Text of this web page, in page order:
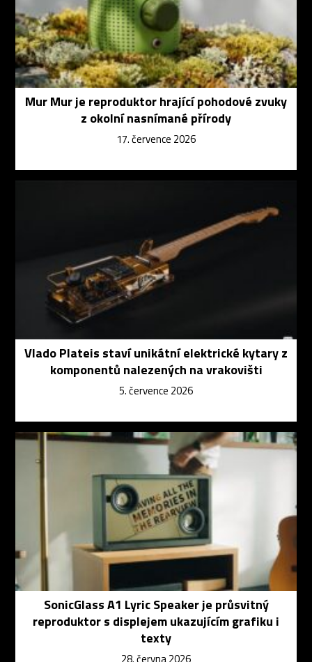
Mur Mur je reproduktor hrající pohodové zvuky
z okolní nasnímané přírody
17. července 2026
Vlado Plateis staví unikátní elektrické kytary z
komponentů nalezených na vrakovišti
5. července 2026
SonicGlass A1 Lyric Speaker je průsvitný
reproduktor s displejem ukazujícím grafiku i
texty
28. června 2026